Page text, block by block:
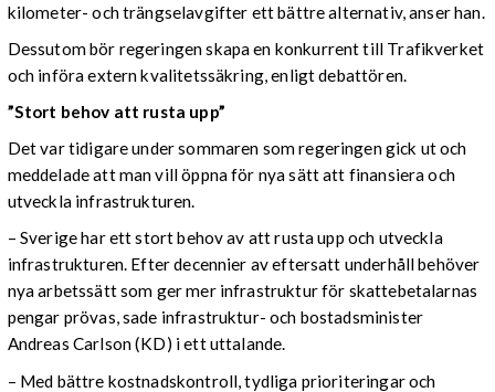
kilometer- och trängselavgifter ett bättre alternativ, anser han.
Dessutom bör regeringen skapa en konkurrent till Trafikverket
och införa extern kvalitetssäkring, enligt debattören.
”Stort behov att rusta upp”
Det var tidigare under sommaren som regeringen gick ut och
meddelade att man vill öppna för nya sätt att finansiera och
utveckla infrastrukturen.
– Sverige har ett stort behov av att rusta upp och utveckla
infrastrukturen. Efter decennier av eftersatt underhåll behöver
nya arbetssätt som ger mer infrastruktur för skattebetalarnas
pengar prövas, sade infrastruktur- och bostadsminister
Andreas Carlson (KD) i ett uttalande.
– Med bättre kostnadskontroll, tydliga prioriteringar och